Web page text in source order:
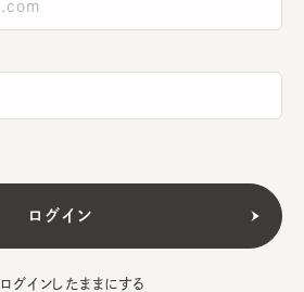
ログインしたままにする